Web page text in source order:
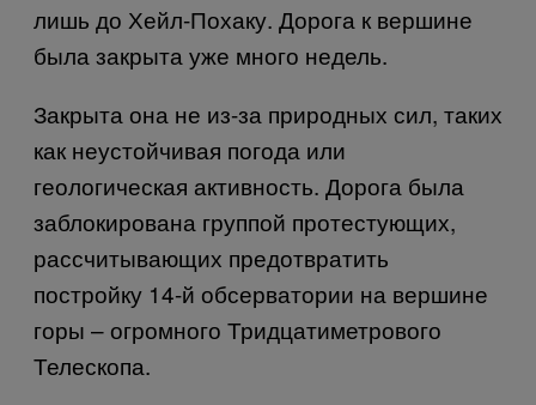
лишь до Хейл-Похаку. Дорога к вершине
была закрыта уже много недель.
Закрыта она не из-за природных сил, таких
как неустойчивая погода или
геологическая активность. Дорога была
заблокирована группой протестующих,
рассчитывающих предотвратить
постройку 14-й обсерватории на вершине
горы – огромного Тридцатиметрового
Телескопа.